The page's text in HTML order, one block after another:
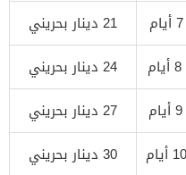
21 دينار بحريني
24 دينار بحريني
27 دينار بحريني
30 دينار بحريني